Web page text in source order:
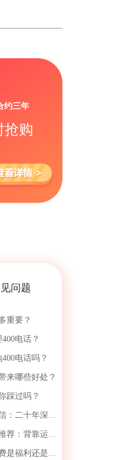
约三年
抢购
问题
重要？
电话？
电话吗？
来哪些好处？
踩过吗？
年深耕铸就企业
靠运营商资源、
利还是套餐？